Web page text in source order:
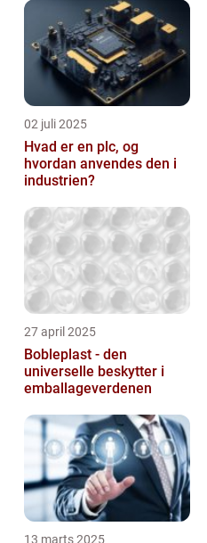
02 juli 2025
Hvad er en plc, og
hvordan anvendes den i
industrien?
27 april 2025
Bobleplast - den
universelle beskytter i
emballageverdenen
13 marts 2025